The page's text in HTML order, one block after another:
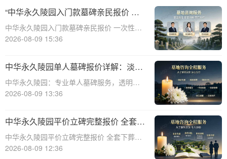
“中华永久陵园入门款墓碑亲民报价 一
次性付清享折上折：超值安葬方案深度
解析”
中华永久陵园入门款墓碑亲民报价 一次性付
清享折上折：超值安葬方案深度解析☎ 中华
中，我们总会面临生离死别的时刻。当亲人
离世，选择一个合适的安葬地点，
2026-08-09 15:36
中华永久陵园单人墓碑报价详解：淡季
下单享数千元优惠
中华永久陵园：专业单人墓碑服务，透明报
价与淡季优惠助力您选择理想安息之地☎ 中
园，作为业界领先的陵园服务提供商，深知
每一座墓碑背后承载的深情与敬意。
2026-08-09 13:36
中华永久陵园平价立碑完整报价 全套下
葬流程打包降价详解
中华永久陵园平价立碑完整报价 全套下葬流
程打包降价详解☎ 中华永久陵园电话:400-
2026-08-09 12:36